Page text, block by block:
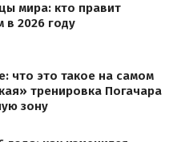
мира: кто правит
2026 году
что это такое на самом
тренировка Погачара
зону